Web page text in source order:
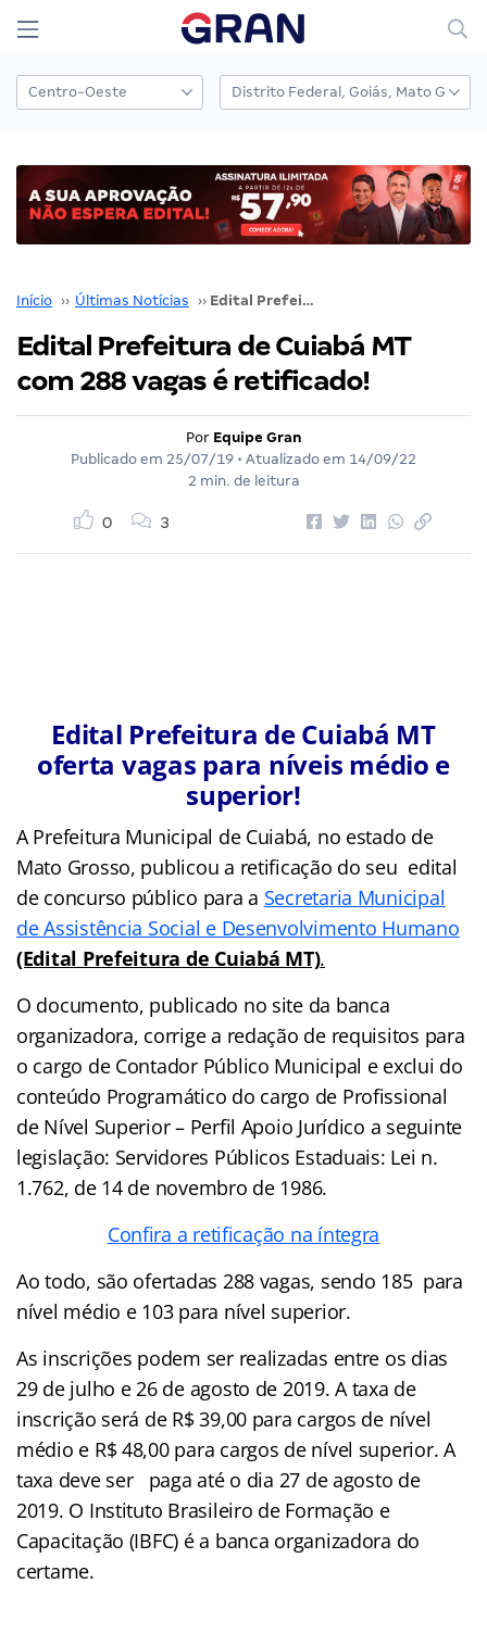
Início ›› Últimas Notícias ›› Edital Prefeitura de Cuiabá MT com 288 vagas é retificado!
Edital Prefeitura de Cuiabá MT
com 288 vagas é retificado!
Por Equipe Gran
Publicado em 25/07/19 • Atualizado em 14/09/22
2 min. de leitura
0 3
Edital Prefeitura de Cuiabá MT
oferta vagas para níveis médio e
superior!
A Prefeitura Municipal de Cuiabá, no estado de
Mato Grosso, publicou a retificação do seu edital
de concurso público para a Secretaria Municipal
de Assistência Social e Desenvolvimento Humano
(Edital Prefeitura de Cuiabá MT).
O documento, publicado no site da banca
organizadora, corrige a redação de requisitos para
o cargo de Contador Público Municipal e exclui do
conteúdo Programático do cargo de Profissional
de Nível Superior – Perfil Apoio Jurídico a seguinte
legislação: Servidores Públicos Estaduais: Lei n.
1.762, de 14 de novembro de 1986.
Confira a retificação na íntegra
Ao todo, são ofertadas 288 vagas, sendo 185 para
nível médio e 103 para nível superior.
As inscrições podem ser realizadas entre os dias
29 de julho e 26 de agosto de 2019. A taxa de
inscrição será de R$ 39,00 para cargos de nível
médio e R$ 48,00 para cargos de nível superior. A
taxa deve ser paga até o dia 27 de agosto de
2019. O Instituto Brasileiro de Formação e
Capacitação (IBFC) é a banca organizadora do
certame.